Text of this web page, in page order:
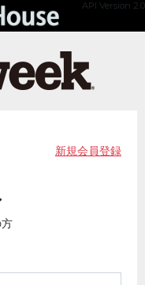
API Version 2.0
新規会員登録